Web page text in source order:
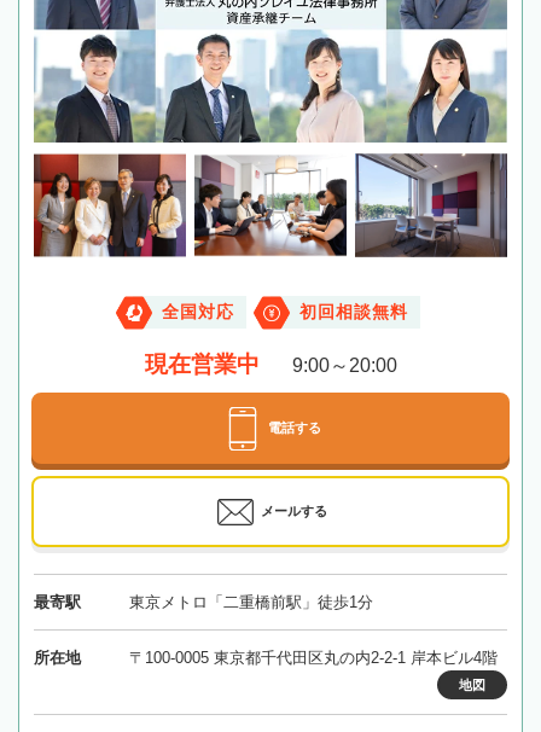
全国対応 初回相談無料
現在営業中 9:00～20:00
電話する
メールする
最寄駅 東京メトロ「二重橋前駅」徒歩1分
所在地 〒100-0005 東京都千代田区丸の内2-2-1 岸本ビル4階
地図